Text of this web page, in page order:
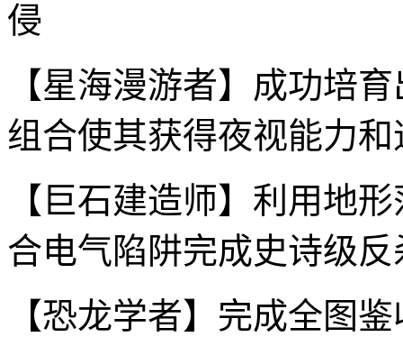
侵
【星海漫游者】成功培
组合使其获得夜视能力
【巨石建造师】利用地
合电气陷阱完成史诗级反
【恐龙学者】完成全图